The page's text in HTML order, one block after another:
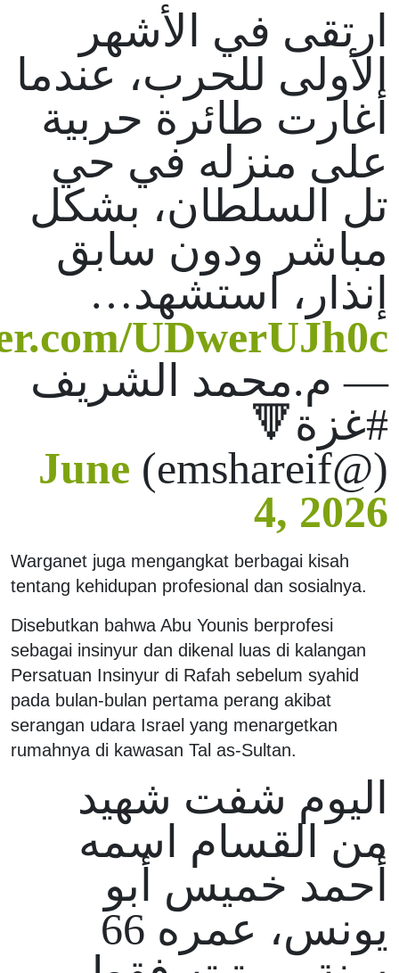
ارتقى في الأشهر
الأولى للحرب، عندما
أغارت طائرة حربية
على منزله في حي
تل السلطان، بشكل
مباشر ودون سابق
إنذار، استشهد…
UDwerUJh0c
— م.محمد الشريف
#غزة🔻
(@emshareif)
June
4, 2026
Warganet juga mengangkat berbagai kisah
tentang kehidupan profesional dan sosialnya.
Disebutkan bahwa Abu Younis berprofesi
sebagai insinyur dan dikenal luas di kalangan
Persatuan Insinyur di Rafah sebelum syahid
pada bulan-bulan pertama perang akibat
serangan udara Israel yang menargetkan
rumahnya di kawasan Tal as-Sultan.
اليوم شفت شهيد
من القسام اسمه
أحمد خميس أبو
يونس، عمره 66